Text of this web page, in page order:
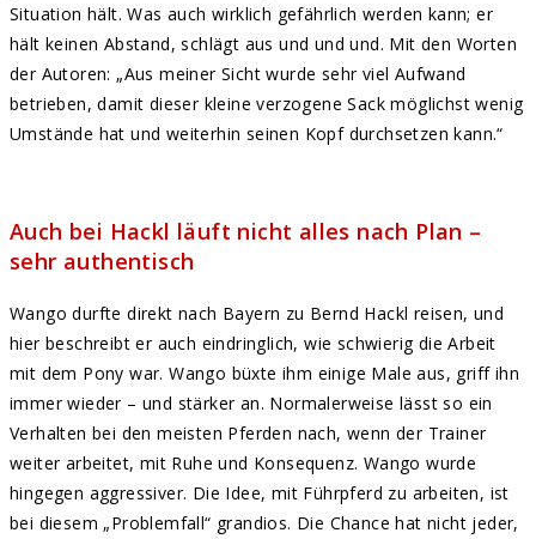
Situation hält. Was auch wirklich gefährlich werden kann; er
hält keinen Abstand, schlägt aus und und und. Mit den Worten
der Autoren: „Aus meiner Sicht wurde sehr viel Aufwand
betrieben, damit dieser kleine verzogene Sack möglichst wenig
Umstände hat und weiterhin seinen Kopf durchsetzen kann.“
Auch bei Hackl läuft nicht alles nach Plan –
sehr authentisch
Wango durfte direkt nach Bayern zu Bernd Hackl reisen, und
hier beschreibt er auch eindringlich, wie schwierig die Arbeit
mit dem Pony war. Wango büxte ihm einige Male aus, griff ihn
immer wieder – und stärker an. Normalerweise lässt so ein
Verhalten bei den meisten Pferden nach, wenn der Trainer
weiter arbeitet, mit Ruhe und Konsequenz. Wango wurde
hingegen aggressiver. Die Idee, mit Führpferd zu arbeiten, ist
bei diesem „Problemfall“ grandios. Die Chance hat nicht jeder,